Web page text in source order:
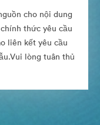
cho nội dung
thức yêu cầu
liên kết yêu cầu
lòng tuân thủ